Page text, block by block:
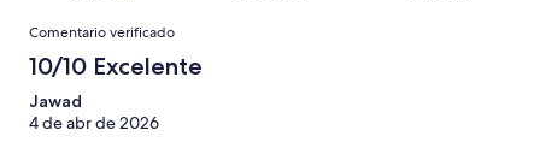
Bueno
puntuación
Normal
una
puntuación
422
una
puntuación
de
Comentarios
Comentario verificado
10/10 Excelente
Jawad
4 de abr de 2026